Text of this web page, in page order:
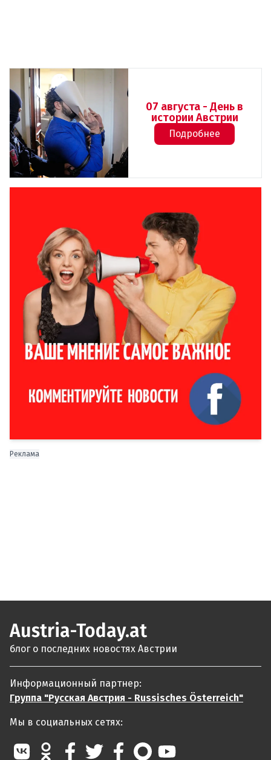
07 августа - День в
истории Австрии
Подробнее
Реклама
Austria-Today.at
блог о последних новостях Австрии
Информационный партнер:
Группа "Русская Австрия - Russisches Österreich"
Мы в социальных сетях: